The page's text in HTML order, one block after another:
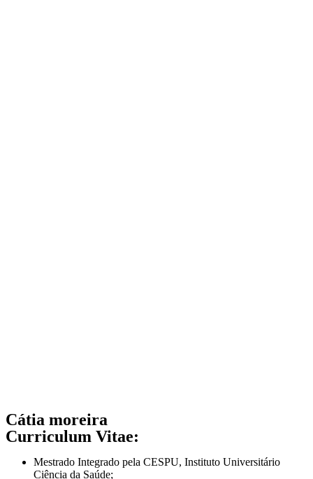
Cátia moreira
Curriculum Vitae:
Mestrado Integrado pela CESPU, Instituto Universitário
Ciência da Saúde;